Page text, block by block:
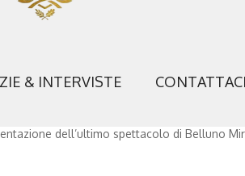
& INTERVISTE CONTATTACI